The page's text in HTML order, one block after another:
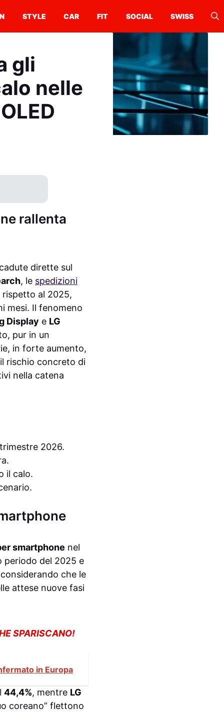
STYLE CAR FIT SOCIAL SWISS
gli
nelle
rallenta
dirette sul
, le spedizioni
rispetto al 2025,
mesi. Il fenomeno
Display e LG
pur in un
in forte aumento,
rischio concreto di
nella catena
2026.
il calo.
smartphone nel
periodo del 2025 e
che le
attese nuove fasi
SPARISCANO!
in Europa
44,4%, mentre LG
coreano” flettono